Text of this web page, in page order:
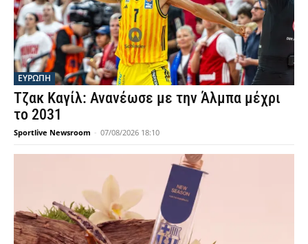
ΕΥΡΩΠΗ
Τζακ Καγίλ: Ανανέωσε με την Άλμπα μέχρι
το 2031
Sportlive Newsroom - 07/08/2026 18:10